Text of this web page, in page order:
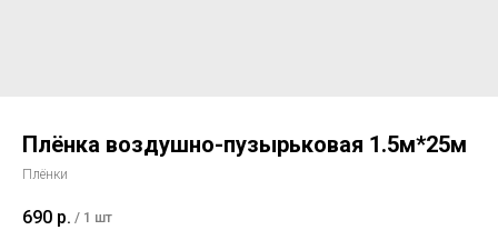
Плёнка воздушно-пузырьковая 1.5м*25м
Плёнки
690 р. / 1 шт